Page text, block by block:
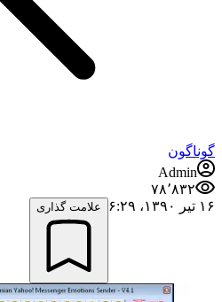
گوناگون
Admin
۷۸٬۸۳۲
۱۶ تیر ۱۳۹۰،‏ ۶:۲۹
علامت گذاری